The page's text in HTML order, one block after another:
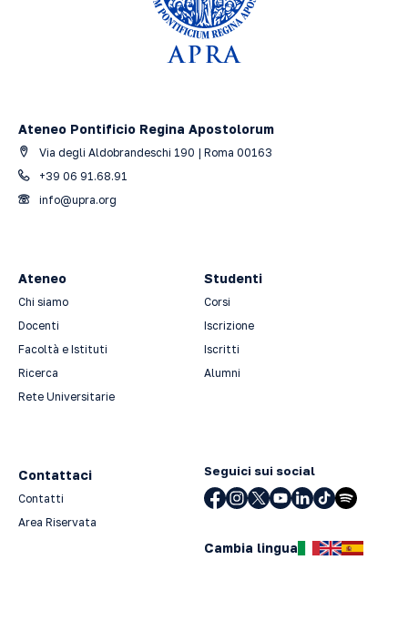
Ateneo Pontificio Regina Apostolorum
Via degli Aldobrandeschi 190 | Roma 00163
+39 06 91.68.91
info@upra.org
Ateneo
Chi siamo
Docenti
Facoltà e Istituti
Ricerca
Rete Universitarie
Studenti
Corsi
Iscrizione
Iscritti
Alumni
Contattaci
Contatti
Area Riservata
Seguici sui social
Cambia lingua